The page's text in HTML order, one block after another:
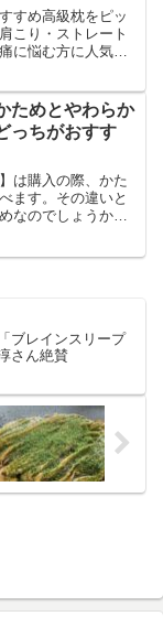
すめ高級枕をピッ
こり・ストレート
悩む方に人気の
ためとやわらか
っちがおすす
は購入の際、かた
ます。その違いと
なのでしょうか？
ブレインスリープ
さん絶賛